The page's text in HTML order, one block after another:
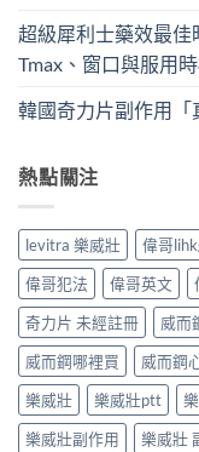
超級犀利士藥效最
Tmax、窗口與服用
韓國奇力片副作用「
熱點關注
levitra 樂威壯 偉哥
偉哥犯法
偉哥英文
奇力片 未經註冊
威而
威而鋼哪裡買
威而鋼
樂威壯
樂威壯ptt
樂威壯副作用
樂威壯